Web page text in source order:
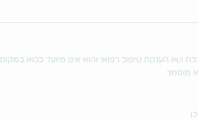
או הענקת טיפול רפואי והוא אינו מיועד לבוא במקום
מוסמך.